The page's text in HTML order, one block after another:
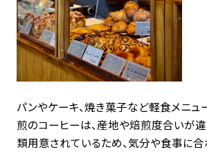
パンやケーキ、焼き菓子など軽食メニュ
煎のコーヒーは、産地や焙煎度合いが
類用意されているため、気分や食事に